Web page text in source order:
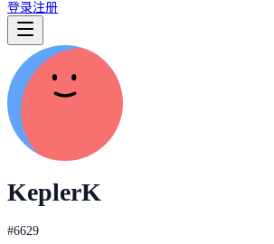
登录注册
KeplerK
#6629